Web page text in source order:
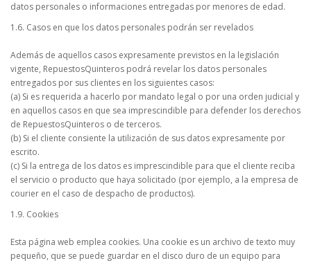
datos personales o informaciones entregadas por menores de edad.
1.6. Casos en que los datos personales podrán ser revelados
Además de aquellos casos expresamente previstos en la legislación
vigente, RepuestosQuinteros podrá revelar los datos personales
entregados por sus clientes en los siguientes casos:
(a) Si es requerida a hacerlo por mandato legal o por una orden judicial y
en aquellos casos en que sea imprescindible para defender los derechos
de RepuestosQuinteros o de terceros.
(b) Si el cliente consiente la utilización de sus datos expresamente por
escrito.
(c) Si la entrega de los datos es imprescindible para que el cliente reciba
el servicio o producto que haya solicitado (por ejemplo, a la empresa de
courier en el caso de despacho de productos).
1.9. Cookies
Esta página web emplea cookies. Una cookie es un archivo de texto muy
pequeño, que se puede guardar en el disco duro de un equipo para